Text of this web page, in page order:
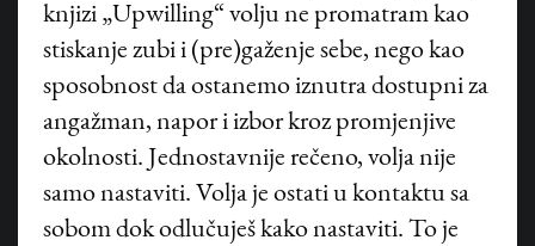
knjizi „Upwilling“ volju ne promatram kao
stiskanje zubi i (pre)gaženje sebe, nego kao
sposobnost da ostanemo iznutra dostupni za
angažman, napor i izbor kroz promjenjive
okolnosti. Jednostavnije rečeno, volja nije
samo nastaviti. Volja je ostati u kontaktu sa
sobom dok odlučuješ kako nastaviti. To je